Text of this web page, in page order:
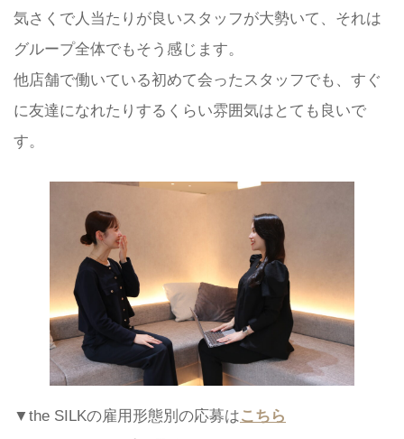
気さくで人当たりが良いスタッフが大勢いて、それは
グループ全体でもそう感じます。
他店舗で働いている初めて会ったスタッフでも、すぐ
に友達になれたりするくらい雰囲気はとても良いで
す。
▼the SILKの雇用形態別の応募はこちら